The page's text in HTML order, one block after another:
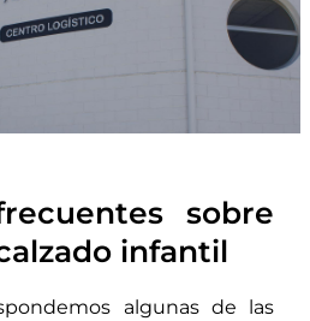
sobre
infantil
algunas de las